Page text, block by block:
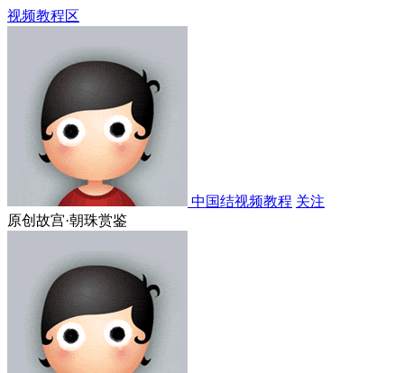
视频教程区
中国结视频教程 关注
原创故宫·朝珠赏鉴